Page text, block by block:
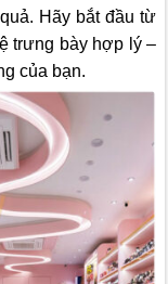
Hãy bắt đầu từ
trưng bày hợp lý –
của bạn.